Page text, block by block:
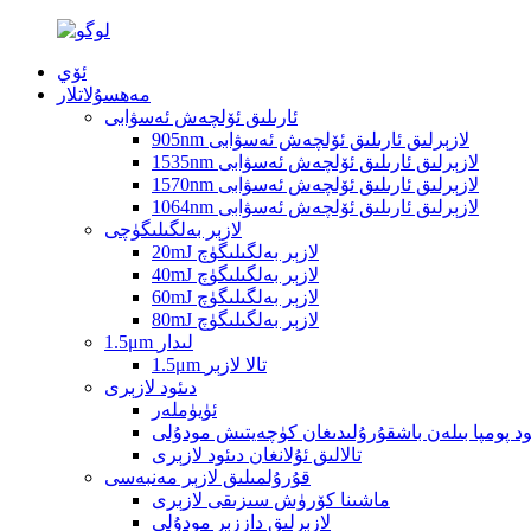
ئۆي
مەھسۇلاتلار
ئارىلىق ئۆلچەش ئەسۋابى
905nm لازېرلىق ئارىلىق ئۆلچەش ئەسۋابى
1535nm لازېرلىق ئارىلىق ئۆلچەش ئەسۋابى
1570nm لازېرلىق ئارىلىق ئۆلچەش ئەسۋابى
1064nm لازېرلىق ئارىلىق ئۆلچەش ئەسۋابى
لازېر بەلگىلىگۈچى
20mJ لازېر بەلگىلىگۈچ
40mJ لازېر بەلگىلىگۈچ
60mJ لازېر بەلگىلىگۈچ
80mJ لازېر بەلگىلىگۈچ
1.5μm لىدار
1.5μm تالا لازېر
دىئود لازېرى
ئۈيۈملەر
پومپا بىلەن باشقۇرۇلىدىغان كۈچەيتىش مودۇلى
تالالىق ئۇلانغان دىئود لازېرى
قۇرۇلمىلىق لازېر مەنبەسى
ماشىنا كۆرۈش سىزىقى لازېرى
لازېرلىق داززېر مودۇلى